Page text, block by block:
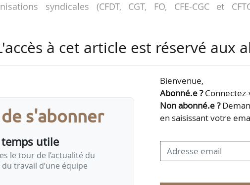
syndicales (CFDT, CGT, FO, CFE-CGC et
dispositions prévues par l’article en question :
la création d’un « Conseil d’orientation
des représentants des firmes et des milieux
à cet article est réservé aux
s'abonner
temps utile
le tour de l’actualité du
travail d’une équipe
Bienvenue,
Abonné.e ?
Non abonné.e ?
en saisissant votre